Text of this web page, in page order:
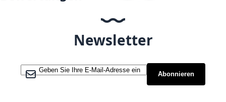
Newsletter
Melden Sie sich für unseren Newsletter an:
Abonnieren